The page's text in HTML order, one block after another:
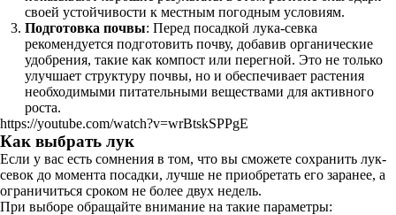
своей устойчивости к местным погодным условиям.
Подготовка почвы: Перед посадкой лука-севка
рекомендуется подготовить почву, добавив органические
удобрения, такие как компост или перегной. Это не только
улучшает структуру почвы, но и обеспечивает растения
необходимыми питательными веществами для активного
роста.
https://youtube.com/watch?v=wrBtskSPPgE
Как выбрать лук
Если у вас есть сомнения в том, что вы сможете сохранить лук-
севок до момента посадки, лучше не приобретать его заранее, а
ограничиться сроком не более двух недель.
При выборе обращайте внимание на такие параметры: